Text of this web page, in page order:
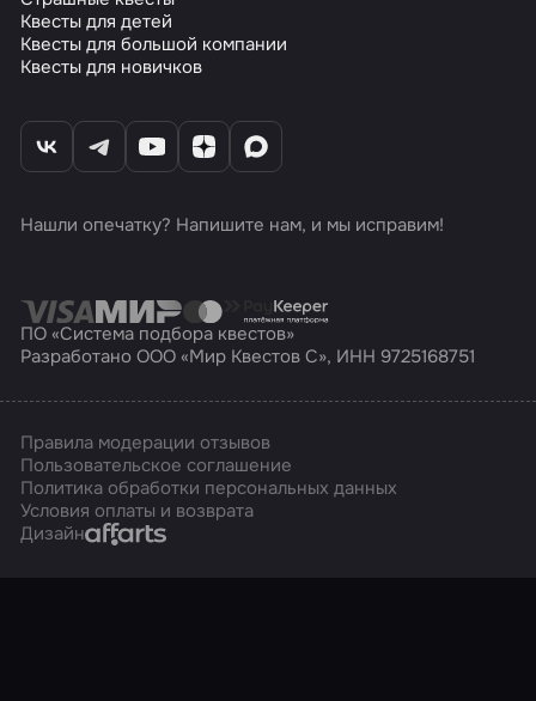
Квесты для детей
Квесты для большой компании
Квесты для новичков
Нашли опечатку? Напишите нам, и мы исправим!
ПО «Система подбора квестов»
Разработано ООО «Мир Квестов С», ИНН 9725168751
Правила модерации отзывов
Пользовательское соглашение
Политика обработки персональных данных
Условия оплаты и возврата
ДизайнAffarts